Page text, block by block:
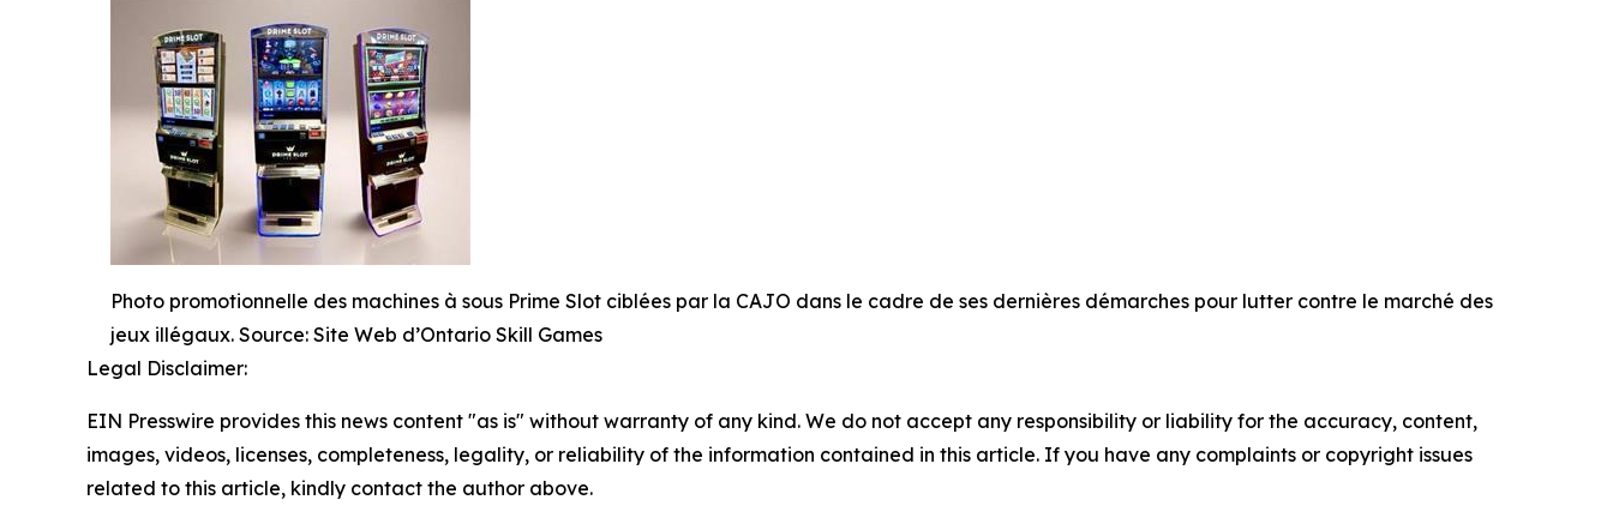
Photo promotionnelle des machines à sous Prime Slot ciblées par la CAJO dans le cadre de ses dernières démarches pour lutter contre le marché des
jeux illégaux. Source: Site Web d’Ontario Skill Games
Legal Disclaimer:
EIN Presswire provides this news content "as is" without warranty of any kind. We do not accept any responsibility or liability for the accuracy, content,
images, videos, licenses, completeness, legality, or reliability of the information contained in this article. If you have any complaints or copyright issues
related to this article, kindly contact the author above.